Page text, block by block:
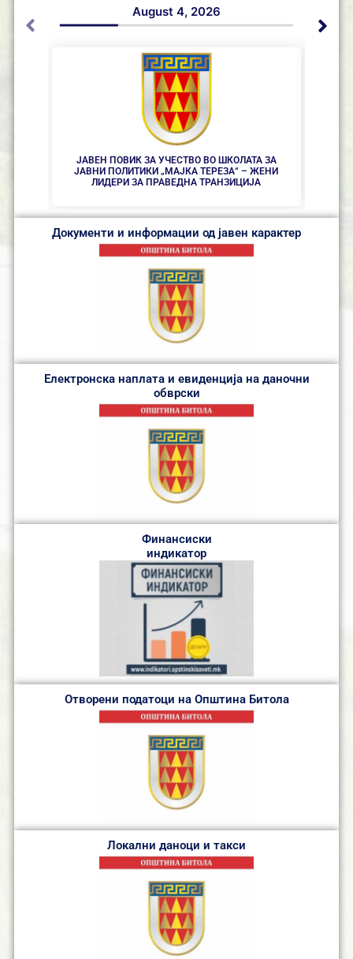
ЈАВЕН ПОВИК ЗА УЧЕСТВО ВО ШКОЛАТА ЗА
ЈАВНИ ПОЛИТИКИ „МАЈКА ТЕРЕЗА“ – ЖЕНИ
ЛИДЕРИ ЗА ПРАВЕДНА ТРАНЗИЦИЈА
August 4, 2026
Документи и информации од јавен карактер
Електронска наплата и евиденција на даночни
обврски
Финансиски
индикатор
Отворени податоци на Општина Битола
Локални даноци и такси